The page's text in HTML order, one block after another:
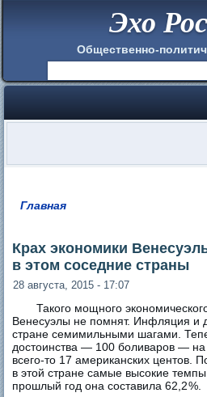
Эхо
Общественно-
Главная
Крах экономики
в этом соседние страны
28 августа, 2015 - 17:07
Такого мощного
Венесуэлы не помнят. Инфляция и
стране семимильными шагами.
достоинства — 100 боливаров —
всего‑то 17 американских центов.
в этой стране самые высокие
прошлый год она составила 62,2 %.